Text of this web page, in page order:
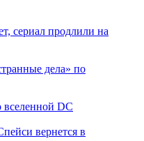
сериал продлили на
дела» по
DC
вернется в